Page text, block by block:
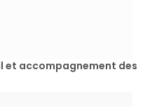
et accompagnement des